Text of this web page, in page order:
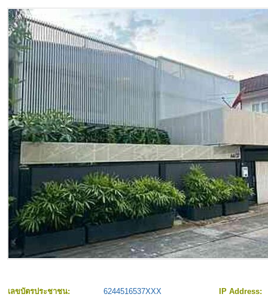
เลขบัตรประชาชน: 6244516537XXX
IP Address: